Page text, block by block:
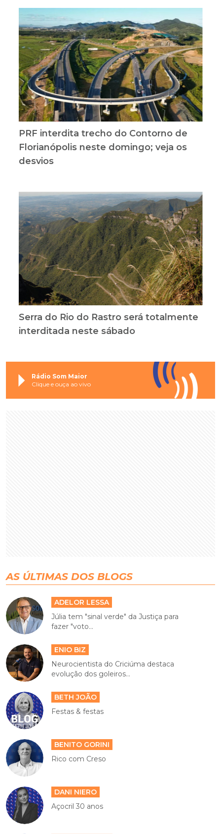
PRF interdita trecho do Contorno de
Florianópolis neste domingo; veja os
desvios
Serra do Rio do Rastro será totalmente
interditada neste sábado
Rádio Som Maior
Clique e ouça ao vivo
AS ÚLTIMAS DOS BLOGS
ADELOR LESSA
Júlia tem "sinal verde" da Justiça para
fazer "voto...
ENIO BIZ
Neurocientista do Criciúma destaca
evolução dos goleiros...
BETH JOÃO
Festas & festas
BENITO GORINI
Rico com Creso
DANI NIERO
Açocril 30 anos